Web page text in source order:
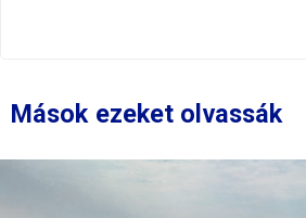
Mások ezeket olvassák